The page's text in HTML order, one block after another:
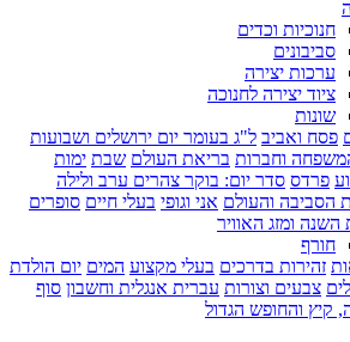
חנוכיות וכדים
סביבונים
ערכות יצירה
ציוד יצירה לחנוכה
שונות
פסח ואביב ל"ג בעומר יום ירושלים ושבועות
וחברות בריאת העולם שבת ימות
פרדס סדר יום: בוקר צהרים ערב ולילה
הסביבה והעולם אני וגופי בעלי חיים סופרים
השנה ומזג האוויר
חורף
זהירות בדרכים בעלי מקצוע המים יום הולדת
צבעים וצורות עברית אנגלית וחשבון סוף
קיץ והחופש הגדול